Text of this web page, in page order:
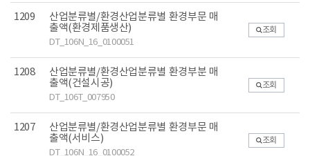
1209
산업분류별/환경산업분류별 환경부문 매
출액(환경제품생산)
DT_106N_16_0100051
조회
1208
산업분류별/환경산업분류별 환경부분 매
출액(건설시공)
DT_106T_007950
조회
1207
산업분류별/환경산업분류별 환경부문 매
출액(서비스)
DT_106N_16_0100052
조회